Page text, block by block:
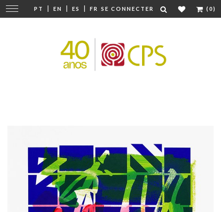
PT | EN | ES | FR SE CONNECTER (0)
Modifier
la